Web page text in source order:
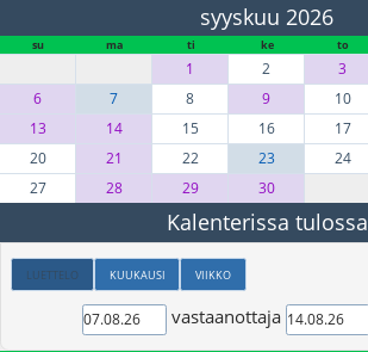
syyskuu 2026
su ma ti ke to
1 2 3
6
7 8 9 10
13
14 15 16 17
20
21 22 23 24
27
28 29 30
Kalenterissa tulossa
LUETTELO KUUKAUSI VIIKKO
vastaanottaja